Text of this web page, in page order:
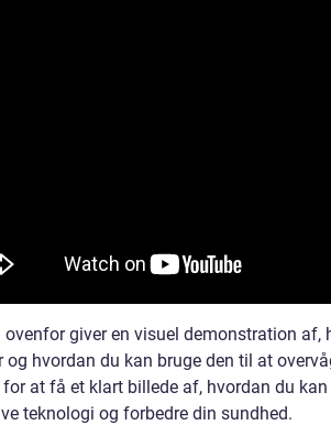
ovenfor giver en visuel demonstration af,
og hvordan du kan bruge den til at
at få et klart billede af, hvordan du
teknologi og forbedre din sundhed.